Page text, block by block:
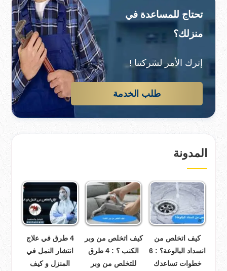
تحتاج للمساعدة في
منزلك؟
إترك الأمر لشركتنا !
طلب الخدمة
المدونة
كيف اتخلص من
انسداد البالوعة؟ : 6
خطوات تساعدك
كيف اتخلص من وبر
الكنب ؟ : 4 طرق
للتخلص من وبر
4 طرق في علاج
انتشار النمل في
المنزل و كيف